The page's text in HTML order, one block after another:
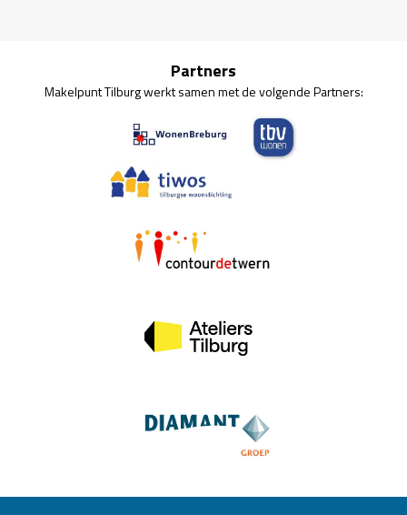
Partners
Makelpunt Tilburg werkt samen met de volgende Partners: